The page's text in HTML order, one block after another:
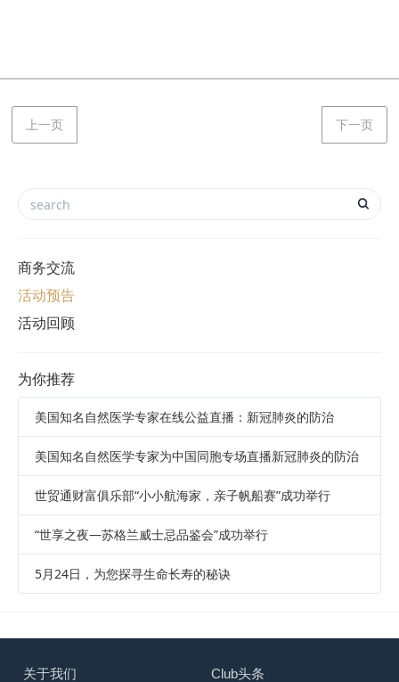
上一页 下一页
商务交流
活动预告
活动回顾
为你推荐
美国知名自然医学专家在线公益直播：新冠肺炎的防治
美国知名自然医学专家为中国同胞专场直播新冠肺炎的防治
世贸通财富俱乐部“小小航海家，亲子帆船赛”成功举行
“世享之夜—苏格兰威士忌品鉴会”成功举行
5月24日，为您探寻生命长寿的秘诀
关于我们 Club头条